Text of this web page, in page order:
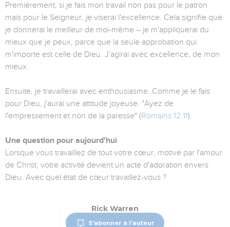
Premièrement, si je fais mon travail non pas pour le patron
mais pour le Seigneur, je viserai l'excellence. Cela signifie que
je donnerai le meilleur de moi-même – je m'appliquerai du
mieux que je peux, parce que la seule approbation qui
m'importe est celle de Dieu. J'agirai avec excellence, de mon
mieux.
Ensuite, je travaillerai avec enthousiasme. Comme je le fais
pour Dieu, j'aurai une attitude joyeuse. "Ayez de
l'empressement et non de la paresse" (Romains 12.11).
Une question pour aujourd'hui
Lorsque vous travaillez de tout votre cœur, motivé par l'amour
de Christ, votre activité devient un acte d'adoration envers
Dieu. Avec quel état de cœur travaillez-vous ?
Rick Warren
S'abonner à l'auteur